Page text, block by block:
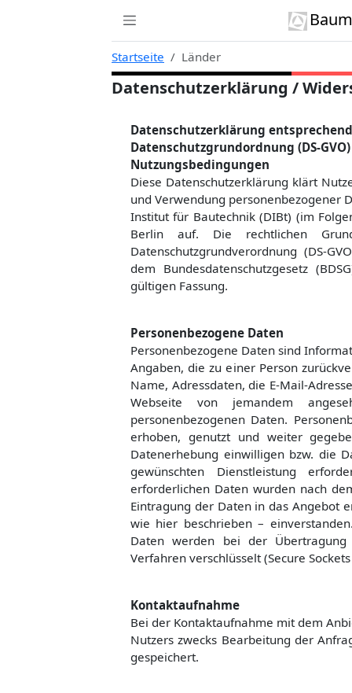
Startseite Länder
Datenschutzerklärung /
Datenschutzerklärung
Datenschutzgrundordnung (DS-
Nutzungsbedingungen
Diese Datenschutzerklärung klärt
und Verwendung personenbezogener
Institut für Bautechnik (DIBt) (im
Berlin auf. Die rechtlichen
Datenschutzgrundverordnung (DS-
dem Bundesdatenschutzgesetz
gültigen Fassung.
Personenbezogene Daten
Personenbezogene Daten sind
Angaben, die zu einer Person
Name, Adressdaten, die E-Mail-
Webseite von jemandem
personenbezogenen Daten.
erhoben, genutzt und weiter
Datenerhebung einwilligen bzw. die
gewünschten Dienstleistung
erforderlichen Daten wurden nach
Eintragung der Daten in das Angebot
wie hier beschrieben –
Daten werden bei der
Verfahren verschlüsselt (Secure Sockets
Kontaktaufnahme
Bei der Kontaktaufnahme mit dem
Nutzers zwecks Bearbeitung der
gespeichert.